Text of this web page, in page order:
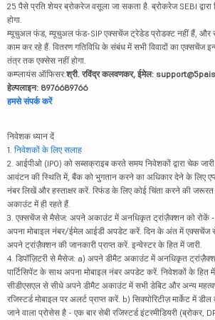
25 पैसे प्रति शेयर ब्रोकरेज वसूला जा सकता है. ब्रोकरेज SEBI द्वारा
होगा.
म्यूचुअल फंड, म्यूचुअल फंड-SIP एक्सचेंज ट्रेडेड प्रोडक्ट नहीं हैं, और
काम कर रहे हैं. वितरण गतिविधि के संबंध में सभी विवादों का एक्सचेंज
तंत्र तक एक्सेस नहीं होगा.
कम्प्लायंस ऑफिसर:श्री. रविंद्र कलवणकर, ईमेल:
हेल्पलाइन: 8976689766
हमसे संपर्क करें
निवेशक ध्यान दें
1. निवेशकों के लिए सलाह
2. आईपीओ (IPO) को सब्सक्राइब करते समय निवेशकों द्वारा चेक
आवंटन की स्थिति में, बैंक को भुगतान करने का अधिकार देने के लिए
नंबर लिखें और हस्ताक्षर करें. रिफंड के लिए कोई चिंता करने की
अकाउंट में ही रहते हैं.
3. एक्सचेंज से मैसेज: अपने अकाउंट में अनधिकृत ट्रांज़ैक्शन को रोकें
अपना मोबाइल नंबर/ईमेल आईडी अपडेट करें. दिन के अंत में एक्सचेंज
अपने ट्रांज़ैक्शन की जानकारी प्राप्त करें. इन्वेस्टर के हित में जारी.
4. डिपॉज़िटरी से मैसेज: a) अपने डीमैट अकाउंट में अनधिकृत
पार्टिसिपेंट के साथ अपना मोबाइल नंबर अपडेट करें. निवेशकों के हित में
सीडीएसएल से सीधे अपने डीमैट अकाउंट में सभी डेबिट और अन्य
रजिस्टर्ड मोबाइल पर अलर्ट प्राप्त करें. b) सिक्योरिटीज़ मार्केट में
जाने वाला प्रोसेस है - एक बार सेबी रजिस्टर्ड इंटरमीडियरी